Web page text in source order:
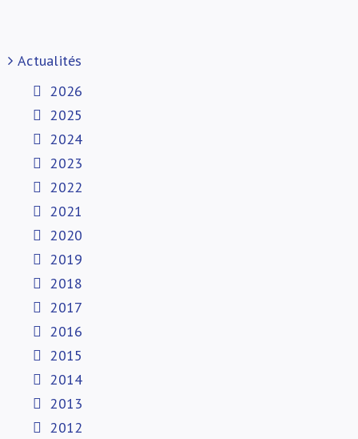
Actualités
2026
2025
2024
2023
2022
2021
2020
2019
2018
2017
2016
2015
2014
2013
2012